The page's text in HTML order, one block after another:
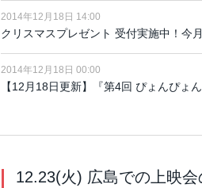
2014年12月18日 14:00
クリスマスプレゼント 受付実施中！今
2014年12月18日 00:00
【12月18日更新】『第4回 ぴょんぴょ
12.23(火) 広島での上映